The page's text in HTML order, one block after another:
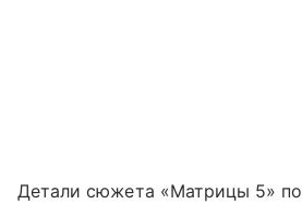
Детали сюжета «Матрицы 5»